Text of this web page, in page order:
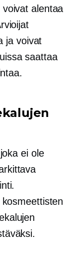
alentaa
ja voivat
saattaa
ei ole